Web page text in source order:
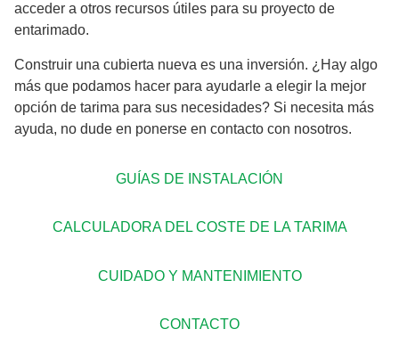
acceder a otros recursos útiles para su proyecto de
entarimado.
Construir una cubierta nueva es una inversión. ¿Hay algo
más que podamos hacer para ayudarle a elegir la mejor
opción de tarima para sus necesidades? Si necesita más
ayuda, no dude en ponerse en contacto con nosotros.
GUÍAS DE INSTALACIÓN
CALCULADORA DEL COSTE DE LA TARIMA
CUIDADO Y MANTENIMIENTO
CONTACTO